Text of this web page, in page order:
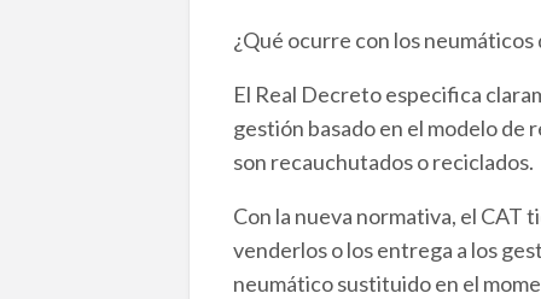
¿Qué ocurre con los neumáticos
El Real Decreto especifica
gestión basado en el modelo de
son recauchutados o reciclados.
Con la nueva normativa, el CAT
venderlos o los entrega a los
neumático sustituido en el